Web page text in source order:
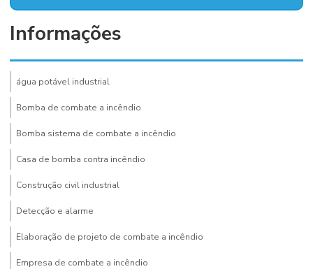
Informações
água potável industrial
Bomba de combate a incêndio
Bomba sistema de combate a incêndio
Casa de bomba contra incêndio
Construção civil industrial
Detecção e alarme
Elaboração de projeto de combate a incêndio
Empresa de combate a incêndio